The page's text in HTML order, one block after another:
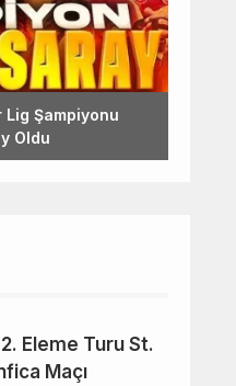
Şampiyonu
Oldu
Eleme Turu St.
Maçı